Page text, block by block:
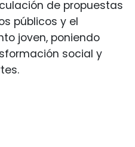
de propuestas
públicos y el
joven, poniendo
social y